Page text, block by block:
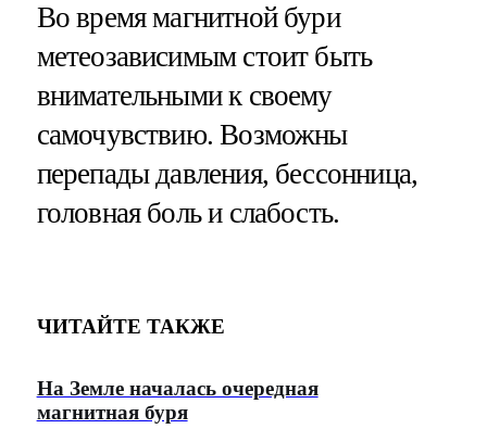
Во время магнитной бури
метеозависимым стоит быть
внимательными к своему
самочувствию. Возможны
перепады давления, бессонница,
головная боль и слабость.
ЧИТАЙТЕ ТАКЖЕ
На Земле началась очередная
магнитная буря